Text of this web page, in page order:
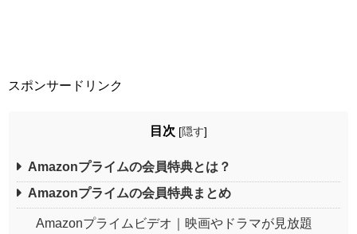
スポンサードリンク
目次 [隠す]
Amazonプライムの会員特典とは？
Amazonプライムの会員特典まとめ
Amazonプライムビデオ｜映画やドラマが見放題